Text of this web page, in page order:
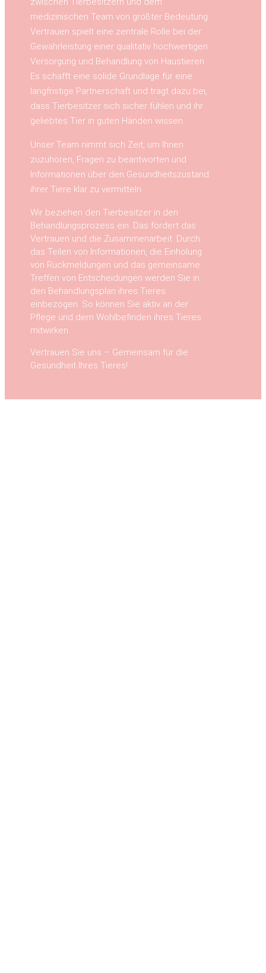
medizinischen Team von größter Bedeutung.
Vertrauen spielt eine zentrale Rolle bei der
Gewährleistung einer qualitativ hochwertigen
Versorgung und Behandlung von Haustieren.
Es schafft eine solide Grundlage für eine
langfristige Partnerschaft und trägt dazu bei,
dass Tierbesitzer sich sicher fühlen und ihr
geliebtes Tier in guten Händen wissen.
Unser Team nimmt sich Zeit, um Ihnen
zuzuhören, Fragen zu beantworten und
Informationen über den Gesundheitszustand
ihrer Tiere klar zu vermitteln.
Wir beziehen den Tierbesitzer in den
Behandlungsprozess ein. Das fördert das
Vertrauen und die Zusammenarbeit. Durch
das Teilen von Informationen, die Einholung
von Rückmeldungen und das gemeinsame
Treffen von Entscheidungen werden Sie in
den Behandlungsplan ihres Tieres
einbezogen. So können Sie aktiv an der
Pflege und dem Wohlbefinden ihres Tieres
mitwirken.
Vertrauen Sie uns – Gemeinsam für die
Gesundheit Ihres Tieres!